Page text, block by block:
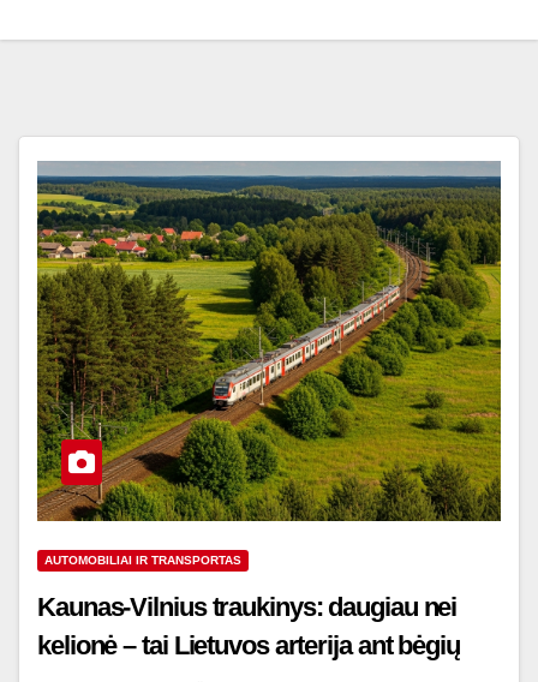
AUTOMOBILIAI IR TRANSPORTAS
Kaunas-Vilnius traukinys: daugiau nei
kelionė – tai Lietuvos arterija ant bėgių